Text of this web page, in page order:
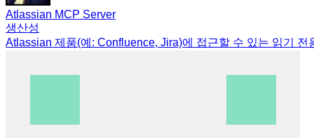
Atlassian MCP Server
생산성
Atlassian 제품(예: Confluence, Jira)에 접근할 수 있는 읽기 전